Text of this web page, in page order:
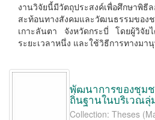
งานวิจัยนี้มีวัตถุประสงค์เพื่อศึกษาพิธี
สะท้อนทางสังคมและวัฒนธรรมของ
เกาะลันตา จังหวัดกระบี่ โดยผู้วิจัย
ระยะเวลาหนึ่ง และใช้วิธีการทางมา
พัฒนาการของชุม
ถิ่นฐานในบริเวณ
Collection: Theses